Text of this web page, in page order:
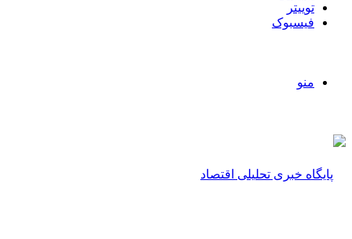
توییتر
فیسبوک
منو